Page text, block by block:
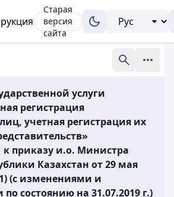
Старая
версия
сайта
услуги
регистрация
учетная регистрация их
приказу и.о. Министра
Казахстан от 29 мая
(с изменениями и
состоянию на 31.07.2019 г.)